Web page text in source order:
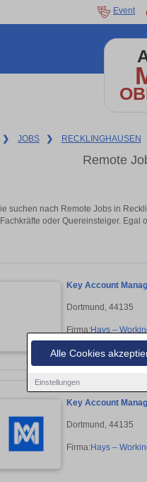
Alle Cookies
Einstellungen
Event
❯ JOBS ❯ RECKLINGHAUSEN
Remote
suchen nach Remote Jobs in
Fachkräfte oder Quereinsteiger. Egal
Key Account
Dortmund, 44135
Firma:Hays –
Key Account
Dortmund, 44135
Firma:Hays –